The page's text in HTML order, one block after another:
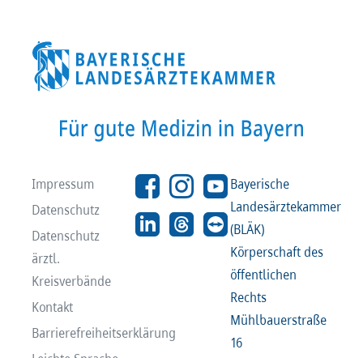
Impressum
Datenschutz
Datenschutz
ärztl.
Kreisverbände
Kontakt
Barrierefreiheitserklärung
Bayerische
Landesärztekammer
(BLÄK)
Körperschaft des
öffentlichen
Rechts
Mühlbauerstraße
16